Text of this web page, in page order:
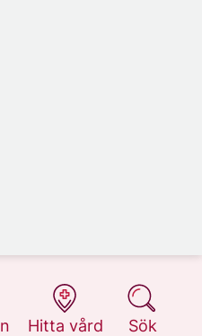
Hitta vård
på 1177.se
Sök
på 1177.se